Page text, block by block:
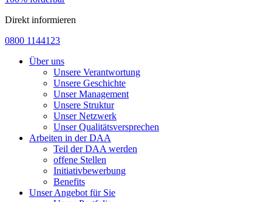
Direkt informieren
0800 1144123
Über uns
Unsere Verantwortung
Unsere Geschichte
Unser Management
Unsere Struktur
Unser Netzwerk
Unser Qualitätsversprechen
Arbeiten in der DAA
Teil der DAA werden
offene Stellen
Initiativbewerbung
Benefits
Unser Angebot für Sie